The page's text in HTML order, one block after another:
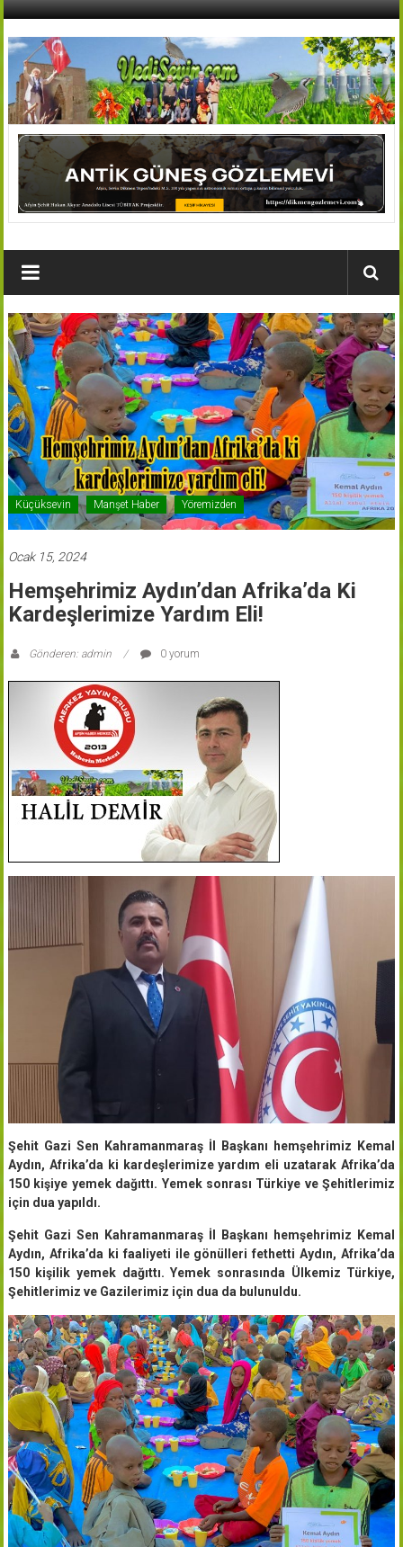
İçeriğe
AFŞİN
YEDİSEVİN
HABER
Köyleri
Haber
Portalı
Küçüksevin Manşet Haber Yöremizden
Ocak 15, 2024
Hemşehrimiz Aydın’dan Afrika’da Ki
Kardeşlerimize Yardım Eli!
Gönderen: admin 0 yorum
Şehit Gazi Sen Kahramanmaraş İl Başkanı hemşehrimiz Kemal
Aydın, Afrika’da ki kardeşlerimize yardım eli uzatarak Afrika’da
150 kişiye yemek dağıttı. Yemek sonrası Türkiye ve Şehitlerimiz
için dua yapıldı.
Şehit Gazi Sen Kahramanmaraş İl Başkanı hemşehrimiz Kemal
Aydın, Afrika’da ki faaliyeti ile gönülleri fethetti Aydın, Afrika’da
150 kişilik yemek dağıttı. Yemek sonrasında Ülkemiz Türkiye,
Şehitlerimiz ve Gazilerimiz için dua da bulunuldu.